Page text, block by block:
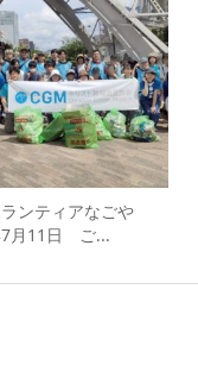
ンティアなごや
7月11日 ご...